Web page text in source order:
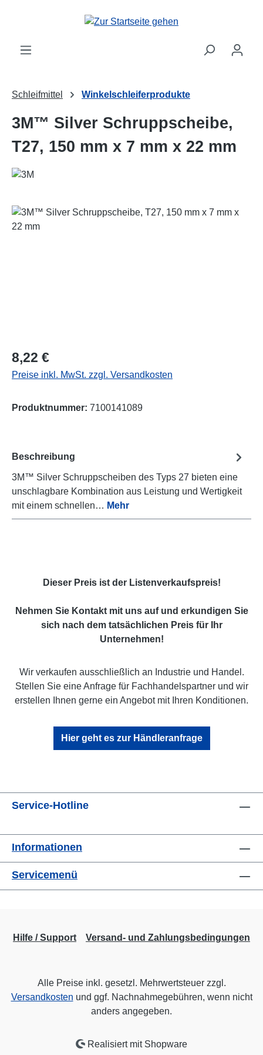
Zum Hauptinhalt springen
Schleifmittel Winkelschleiferprodukte
3M™ Silver Schruppscheibe,
T27, 150 mm x 7 mm x 22 mm
Bildergalerie überspringen
Regulärer Preis:
8,22 €
Preise inkl. MwSt. zzgl. Versandkosten
Produktnummer: 7100141089
Beschreibung
3M™ Silver Schruppscheiben des Typs 27 bieten eine
unschlagbare Kombination aus Leistung und Wertigkeit
mit einem schnellen… Mehr
Dieser Preis ist der Listenverkaufspreis!
Nehmen Sie Kontakt mit uns auf und erkundigen Sie
sich nach dem tatsächlichen Preis für Ihr
Unternehmen!
Wir verkaufen ausschließlich an Industrie und Handel.
Stellen Sie eine Anfrage für Fachhandelspartner und wir
erstellen Ihnen gerne ein Angebot mit Ihren Konditionen.
Hier geht es zur Händleranfrage
Service-Hotline
Informationen
Servicemenü
Hilfe / Support Versand- und Zahlungsbedingungen
Alle Preise inkl. gesetzl. Mehrwertsteuer zzgl.
Versandkosten und ggf. Nachnahmegebühren, wenn nicht
anders angegeben.
Realisiert mit Shopware